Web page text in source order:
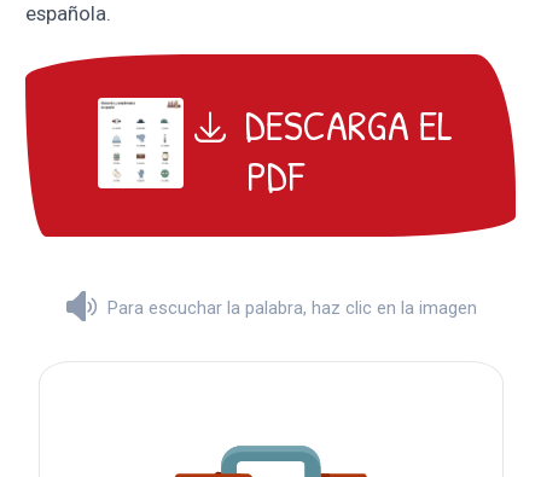
española.
DESCARGA EL
PDF
Para escuchar la palabra, haz clic en la imagen